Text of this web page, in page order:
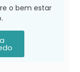
o bem estar